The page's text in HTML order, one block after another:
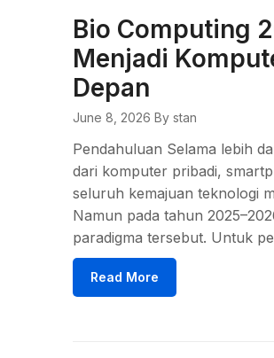
Bio Computing
Menjadi
Depan
June 8, 2026 By stan
Pendahuluan Selama lebih
dari komputer pribadi,
seluruh kemajuan teknologi
Namun pada tahun
paradigma tersebut. Untuk
Read More